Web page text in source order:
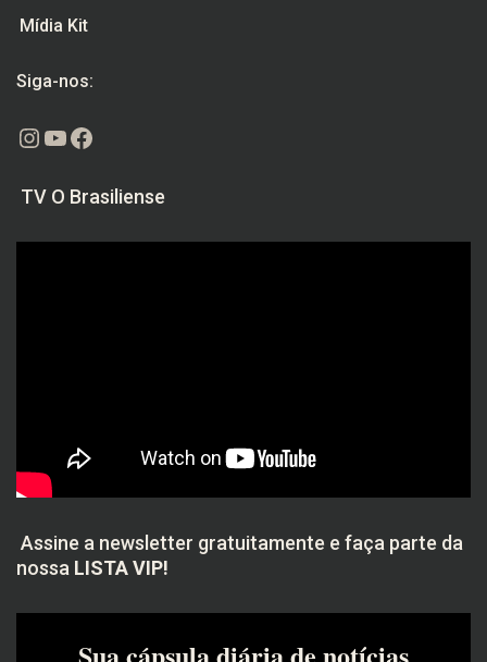
Mídia Kit
Siga-nos:
Instagram
Youtube
Facebook
TV O Brasiliense
Assine a newsletter gratuitamente e faça parte da
nossa LISTA VIP!